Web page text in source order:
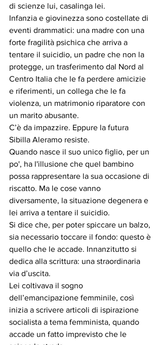
di scienze lui, casalinga lei.
Infanzia e giovinezza sono costellate di
eventi drammatici: una madre con una
forte fragilità psichica che arriva a
tentare il suicidio, un padre che non la
protegge, un trasferimento dal Nord al
Centro Italia che le fa perdere amicizie
e riferimenti, un collega che le fa
violenza, un matrimonio riparatore con
un marito abusante.
C’è da impazzire. Eppure la futura
Sibilla Aleramo resiste.
Quando nasce il suo unico figlio, per un
po', ha l'illusione che quel bambino
possa rappresentare la sua occasione di
riscatto. Ma le cose vanno
diversamente, la situazione degenera e
lei arriva a tentare il suicidio.
Si dice che, per poter spiccare un balzo,
sia necessario toccare il fondo: questo è
quello che le accade. Innanzitutto si
dedica alla scrittura: una straordinaria
via d’uscita.
Lei coltivava il sogno
dell’emancipazione femminile, così
inizia a scrivere articoli di ispirazione
socialista a tema femminista, quando
accade un fatto imprevisto che le